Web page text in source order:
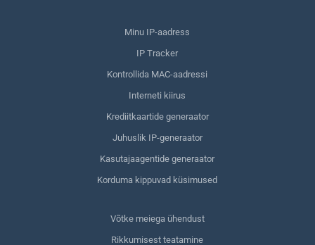
Minu IP-aadress
IP Tracker
Kontrollida MAC-aadressi
Interneti kiirus
Krediitkaartide generaator
Juhuslik IP-generaator
Kasutajaagentide generaator
Korduma kippuvad küsimused
Võtke meiega ühendust
Rikkumisest teatamine